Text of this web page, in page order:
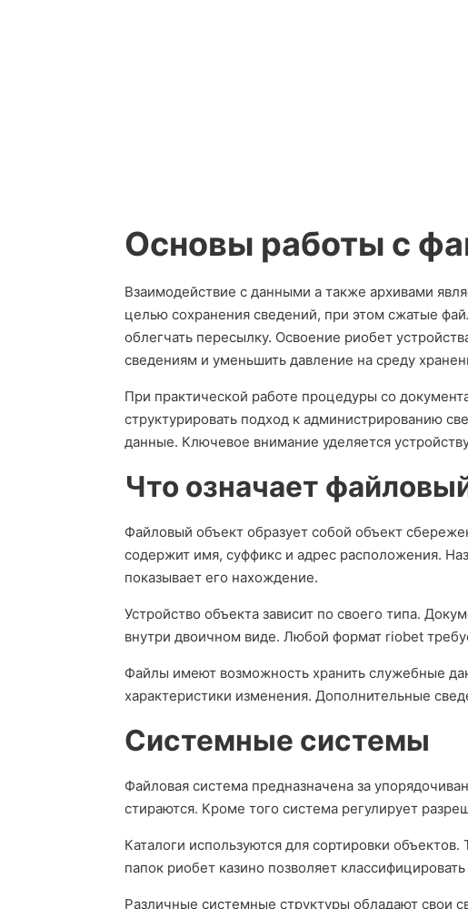
Основы работы с
Взаимодействие с данными а также архивами
целью сохранения сведений, при этом сжатые
облегчать пересылку. Освоение риобет
сведениям и уменьшить давление на среду
При практической работе процедуры со
структурировать подход к администрированию
данные. Ключевое внимание уделяется
Что означает
Файловый объект образует собой объект
содержит имя, суффикс и адрес расположения.
показывает его нахождение.
Устройство объекта зависит по своего типа.
внутри двоичном виде. Любой формат riobet
Файлы имеют возможность хранить служебные
характеристики изменения. Дополнительные
Системные системы
Файловая система предназначена за
стираются. Кроме того система регулирует
Каталоги используются для сортировки
папок риобет казино позволяет
Различные системные структуры обладают свои